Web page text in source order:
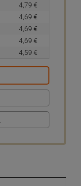
4,79 €
4,69 €
4,69 €
4,69 €
4,59 €